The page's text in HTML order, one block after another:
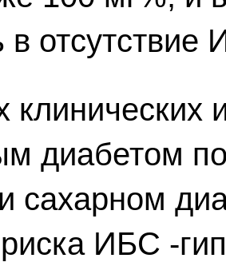
в
клинических
диабетом
сахарном
ИБС -